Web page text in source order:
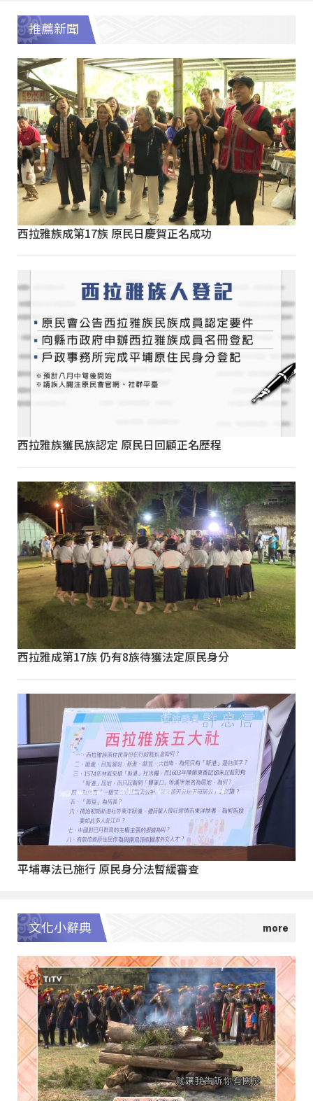
推薦新聞
西拉雅族成第17族 原民日慶賀正名成功
西拉雅族獲民族認定 原民日回顧正名歷程
西拉雅成第17族 仍有8族待獲法定原民身分
平埔專法已施行 原民身分法暫緩審查
文化小辭典